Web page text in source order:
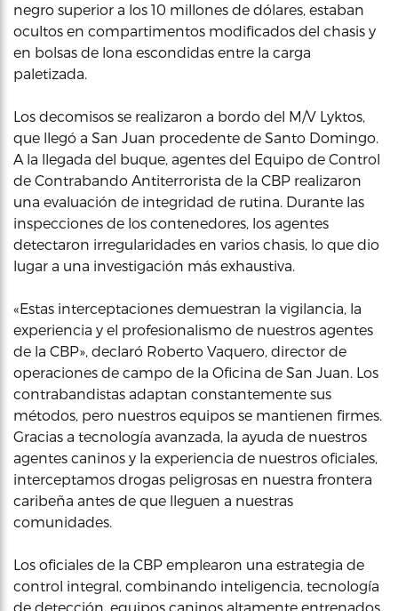
negro superior a los 10 millones de dólares, estaban
ocultos en compartimentos modificados del chasis y
en bolsas de lona escondidas entre la carga
paletizada.
Los decomisos se realizaron a bordo del M/V Lyktos,
que llegó a San Juan procedente de Santo Domingo.
A la llegada del buque, agentes del Equipo de Control
de Contrabando Antiterrorista de la CBP realizaron
una evaluación de integridad de rutina. Durante las
inspecciones de los contenedores, los agentes
detectaron irregularidades en varios chasis, lo que dio
lugar a una investigación más exhaustiva.
«Estas interceptaciones demuestran la vigilancia, la
experiencia y el profesionalismo de nuestros agentes
de la CBP», declaró Roberto Vaquero, director de
operaciones de campo de la Oficina de San Juan. Los
contrabandistas adaptan constantemente sus
métodos, pero nuestros equipos se mantienen firmes.
Gracias a tecnología avanzada, la ayuda de nuestros
agentes caninos y la experiencia de nuestros oficiales,
interceptamos drogas peligrosas en nuestra frontera
caribeña antes de que lleguen a nuestras
comunidades.
Los oficiales de la CBP emplearon una estrategia de
control integral, combinando inteligencia, tecnología
de detección, equipos caninos altamente entrenados